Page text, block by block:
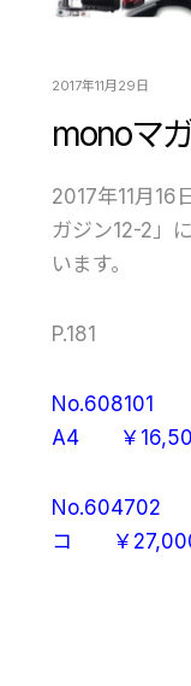
2017年11月29日
monoマ
2017年11月16
ガジン12-2」
います。
P.181
No.608101
A4 ￥
No.604702
コ ￥